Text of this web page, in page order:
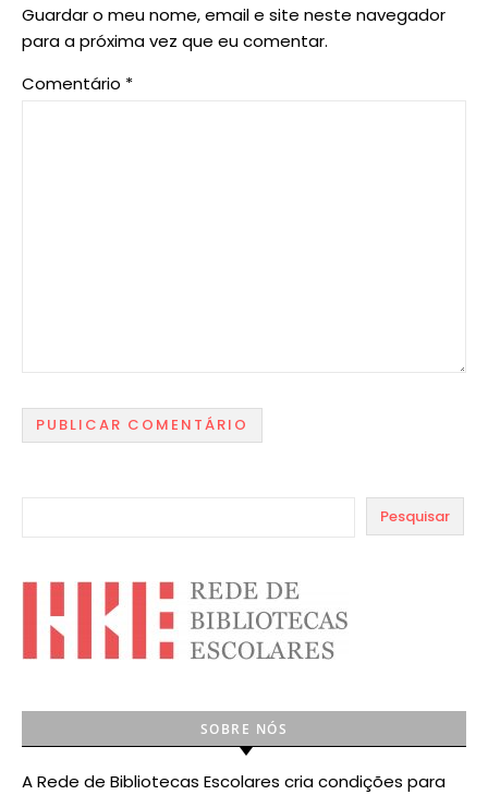
Guardar o meu nome, email e site neste navegador
para a próxima vez que eu comentar.
Comentário *
Pesquisar
SOBRE NÓS
A Rede de Bibliotecas Escolares cria condições para